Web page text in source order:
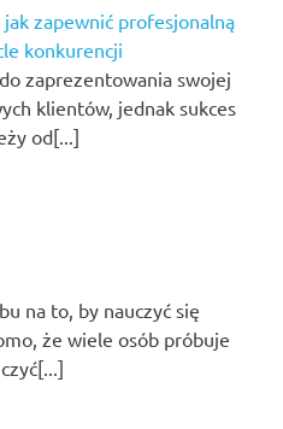
zapewnić profesjonalną
konkurencji
zaprezentowania swojej
klientów, jednak sukces
od[...]
na to, by nauczyć się
że wiele osób próbuje